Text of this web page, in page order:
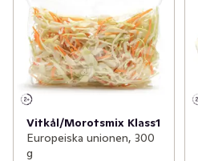
Vitkål/Morotsmix Klass1
Europeiska unionen, 300
g